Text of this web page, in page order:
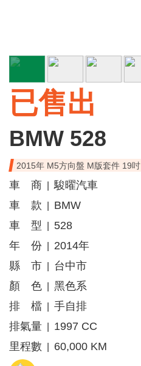
已售出
BMW 528
2015年 M5方向盤 M版套件 19吋
車 商
駿曜汽車
車 款
BMW
車 型
528
年 份
2014年
縣 市
台中市
顏 色
黑色系
排 檔
手自排
排氣量
1997 CC
里程數
60,000 KM